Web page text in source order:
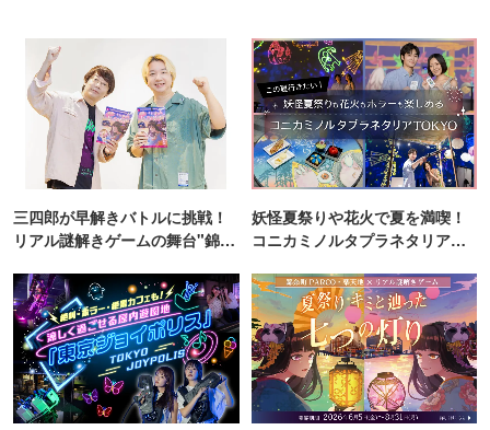
三四郎が早解きバトルに挑戦！
リアル謎解きゲームの舞台"錦糸
妖怪夏祭りや花火で夏を満喫！
コニカミノルタプラネタリア